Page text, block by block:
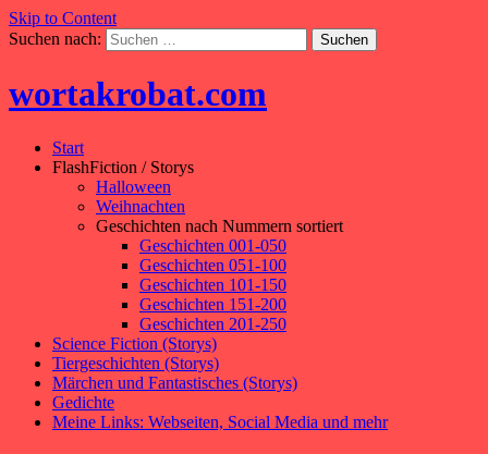
Skip to Content
Suchen nach:
wortakrobat.com
Start
FlashFiction / Storys
Halloween
Weihnachten
Geschichten nach Nummern sortiert
Geschichten 001-050
Geschichten 051-100
Geschichten 101-150
Geschichten 151-200
Geschichten 201-250
Science Fiction (Storys)
Tiergeschichten (Storys)
Märchen und Fantastisches (Storys)
Gedichte
Meine Links: Webseiten, Social Media und mehr